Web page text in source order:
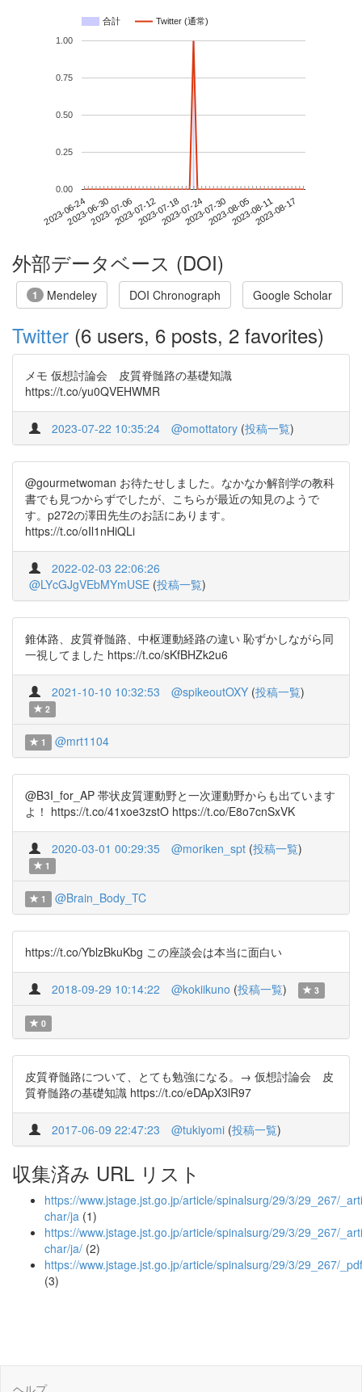
合計 Twitter (通常)
2023-06-242023-06-302023-07-062023-07-122023-07-182023-07-242023-07-302023-08-052023-08-112023-08-17
0.00
0.25
0.50
0.75
1.00
外部データベース (DOI)
1 Mendeley DOI Chronograph Google Scholar
Twitter (6 users, 6 posts, 2 favorites)
メモ 仮想討論会 皮質脊髄路の基礎知識
https://t.co/yu0QVEHWMR
2023-07-22 10:35:24 @omottatory (投稿一覧)
@gourmetwoman お待たせしました。なかなか解剖学の教科
書でも見つからずでしたが、こちらが最近の知見のようで
す。p272の澤田先生のお話にあります。
https://t.co/oIl1nHiQLi
2022-02-03 22:06:26
@LYcGJgVEbMYmUSE (投稿一覧)
錐体路、皮質脊髄路、中枢運動経路の違い 恥ずかしながら同
一視してました https://t.co/sKfBHZk2u6
2021-10-10 10:32:53 @spikeoutOXY (投稿一覧)
2
1 @mrt1104
@B3I_for_AP 帯状皮質運動野と一次運動野からも出ています
よ！ https://t.co/41xoe3zstO https://t.co/E8o7cnSxVK
2020-03-01 00:29:35 @moriken_spt (投稿一覧)
1
1 @Brain_Body_TC
https://t.co/YblzBkuKbg この座談会は本当に面白い
2018-09-29 10:14:22 @kokiikuno (投稿一覧) 3
0
皮質脊髄路について、とても勉強になる。→ 仮想討論会 皮
質脊髄路の基礎知識 https://t.co/eDApX3lR97
2017-06-09 22:47:23 @tukiyomi (投稿一覧)
収集済み URL リスト
https://www.jstage.jst.go.jp/article/spinalsurg/29/3/29_267/
char/ja (1)
https://www.jstage.jst.go.jp/article/spinalsurg/29/3/29_267/
char/ja/ (2)
https://www.jstage.jst.go.jp/article/spinalsurg/29/3/29_267/_pdf
(3)
ヘルプ